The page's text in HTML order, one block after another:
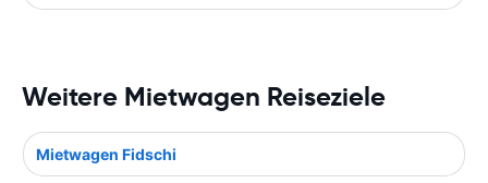
Weitere Mietwagen Reiseziele
Mietwagen Fidschi